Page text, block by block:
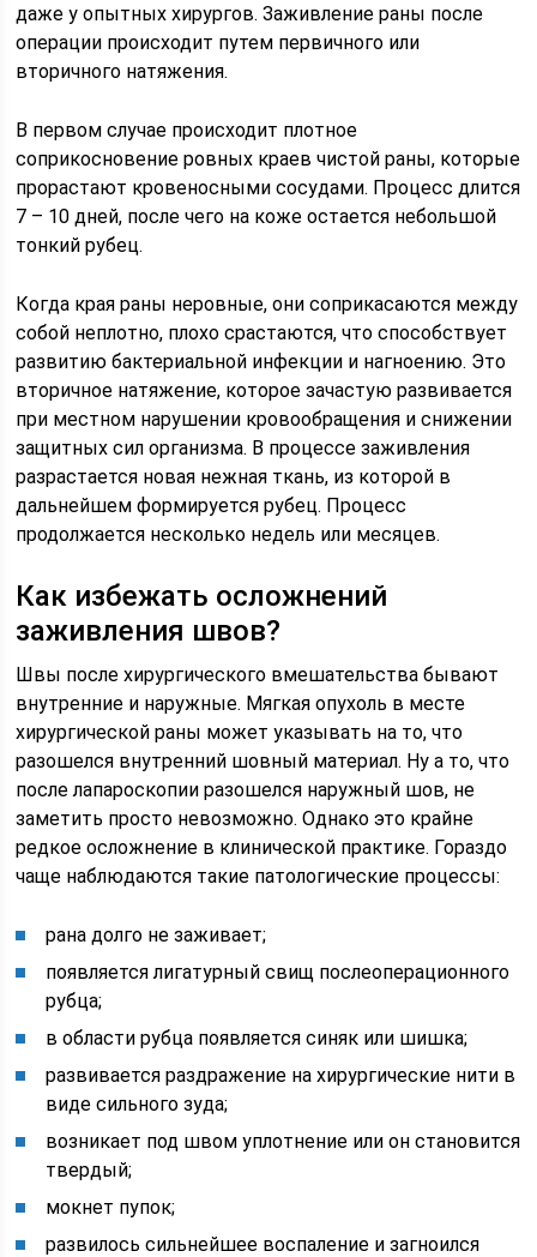
даже у опытных хирургов. Заживление раны после
операции происходит путем первичного или
вторичного натяжения.
В первом случае происходит плотное
соприкосновение ровных краев чистой раны, которые
прорастают кровеносными сосудами. Процесс длится
7 – 10 дней, после чего на коже остается небольшой
тонкий рубец.
Когда края раны неровные, они соприкасаются между
собой неплотно, плохо срастаются, что способствует
развитию бактериальной инфекции и нагноению. Это
вторичное натяжение, которое зачастую развивается
при местном нарушении кровообращения и снижении
защитных сил организма. В процессе заживления
разрастается новая нежная ткань, из которой в
дальнейшем формируется рубец. Процесс
продолжается несколько недель или месяцев.
Как избежать осложнений
заживления швов?
Швы после хирургического вмешательства бывают
внутренние и наружные. Мягкая опухоль в месте
хирургической раны может указывать на то, что
разошелся внутренний шовный материал. Ну а то, что
после лапароскопии разошелся наружный шов, не
заметить просто невозможно. Однако это крайне
редкое осложнение в клинической практике. Гораздо
чаще наблюдаются такие патологические процессы:
рана долго не заживает;
появляется лигатурный свищ послеоперационного
рубца;
в области рубца появляется синяк или шишка;
развивается раздражение на хирургические нити в
виде сильного зуда;
возникает под швом уплотнение или он становится
твердый;
мокнет пупок;
развилось сильнейшее воспаление и загноился